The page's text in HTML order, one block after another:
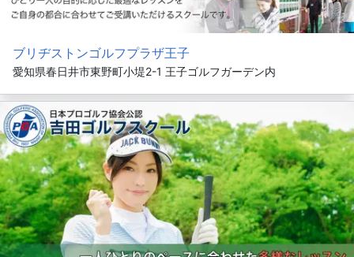
ブリヂストンゴルフプラザ王子
愛知県春日井市東野町小堤2-1 王子ゴルフガーデン内